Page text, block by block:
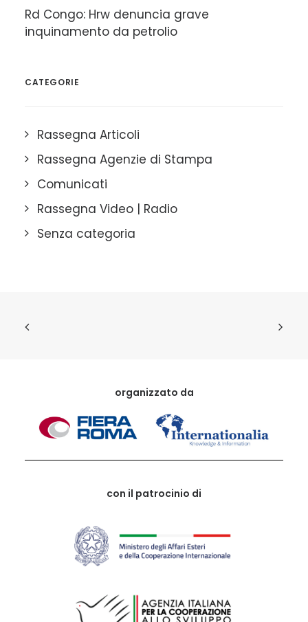
Rd Congo: Hrw denuncia grave
inquinamento da petrolio
CATEGORIE
Rassegna Articoli
Rassegna Agenzie di Stampa
Comunicati
Rassegna Video | Radio
Senza categoria
organizzato da
con il patrocinio di